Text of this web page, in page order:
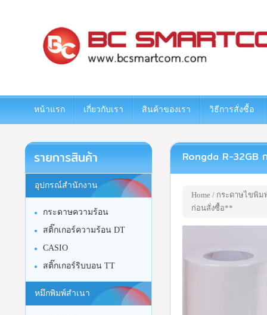
หน้าแรก เกี่ยวกับเรา สินค้าของเรา วิธีการสั่งซื้อ
Rongda R-32GB
Home/ กระดาษไขพิม
ก่อนสั่งซื้อ**
รายการสินค้า
อุปกรณ์สำนักงาน
กระดาษความร้อน
สติ๊กเกอร์ความร้อน DT
CASIO
สติ๊กเกอร์ริบบอน TT
หมึกพิมพ์สำเนา